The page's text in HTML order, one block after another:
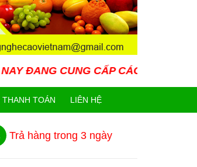
CẤP CÁC LOẠI GIỐNG
TOÁN LIÊN HỆ
Trả hàng trong 3 ngày